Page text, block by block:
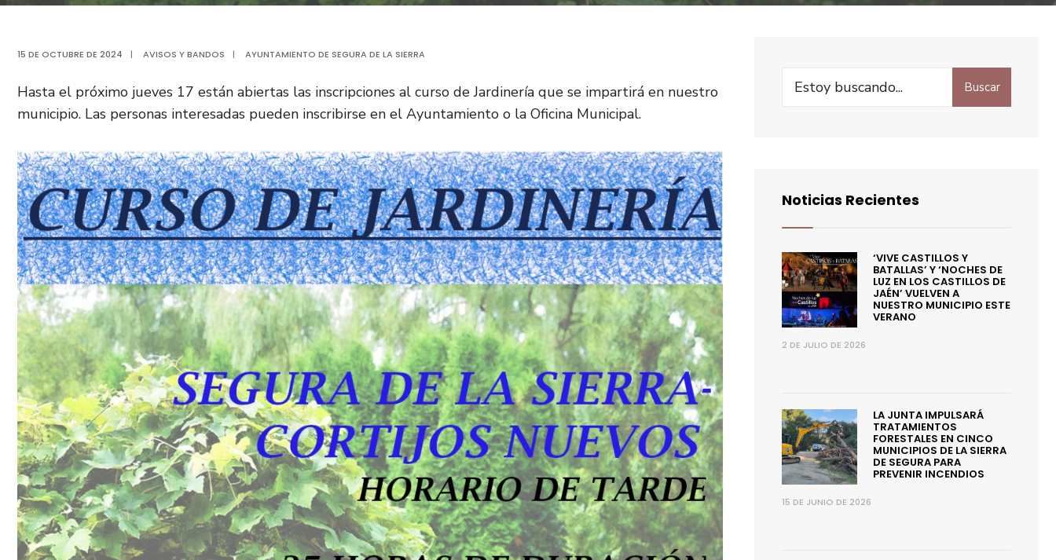
15 DE OCTUBRE DE 2024 | AVISOS Y BANDOS | AYUNTAMIENTO DE SEGURA DE LA SIERRA
Hasta el próximo jueves 17 están abiertas las inscripciones al curso de Jardinería que se impartirá en nuestro
municipio. Las personas interesadas pueden inscribirse en el Ayuntamiento o la Oficina Municipal.
Buscar
Noticias Recientes
‘VIVE CASTILLOS Y
BATALLAS’ Y ‘NOCHES DE
LUZ EN LOS CASTILLOS DE
JAÉN’ VUELVEN A
NUESTRO MUNICIPIO ESTE
VERANO
2 DE JULIO DE 2026
LA JUNTA IMPULSARÁ
TRATAMIENTOS
FORESTALES EN CINCO
MUNICIPIOS DE LA SIERRA
DE SEGURA PARA
PREVENIR INCENDIOS
15 DE JUNIO DE 2026